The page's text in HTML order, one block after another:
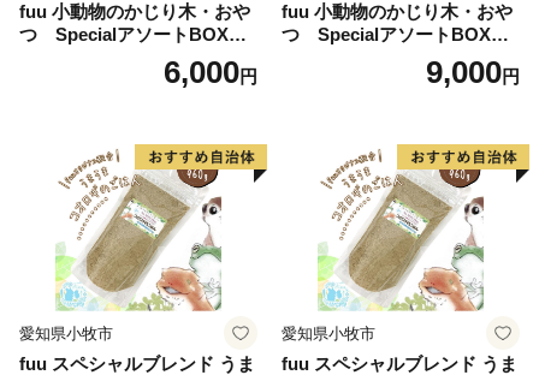
fuu 小動物のかじり木・おや
つ SpecialアソートBOX（1
6,000円
fuu 小動物のかじり木・おや
つ SpecialアソートBOX（2
9,000円
愛知県小牧市
fuu スペシャルブレンド うま
愛知県小牧市
fuu スペシャルブレンド うま